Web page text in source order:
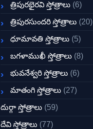
త్రిపురభైరవి స్తోత్రాలు (6)
త్రిపురసుందరి స్తోత్రాలు (20)
ధూమావతి స్తోత్రాలు (5)
బగళాముఖీ స్తోత్రాలు (8)
భువనేశ్వరి స్తోత్రాలు (6)
మాతంగి స్తోత్రాలు (27)
దుర్గా స్తోత్రాలు (59)
దేవి స్తోత్రాలు (77)